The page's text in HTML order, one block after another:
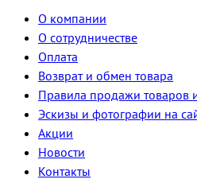
О компании
О сотрудничестве
Оплата
Возврат и обмен товара
Правила продажи товаров
Эскизы и фотографии на
Акции
Новости
Контакты